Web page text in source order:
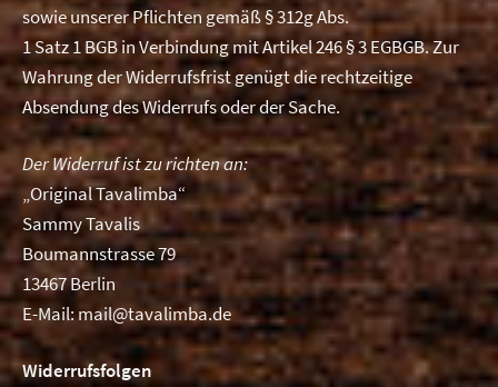
sowie unserer Pflichten gemäß § 312g Abs.
1 Satz 1 BGB in Verbindung mit Artikel 246 § 3 EGBGB. Zur
Wahrung der Widerrufsfrist genügt die rechtzeitige
Absendung des Widerrufs oder der Sache.
Der Widerruf ist zu richten an:
„Original Tavalimba“
Sammy Tavalis
Boumannstrasse 79
13467 Berlin
E-Mail: mail@tavalimba.de
Widerrufsfolgen